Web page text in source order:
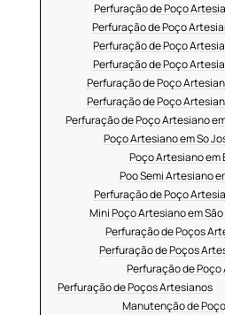
Perfuração de Poço
Perfuração de Poço
Perfuração de Poço
Perfuração de Poço
Perfuração de Poço
Perfuração de Poço
Perfuração de Poço Artesiano
Poço Artesiano em So
Poço Artesiano
Poo Semi Artesiano
Perfuração de Poço
Mini Poço Artesiano em
Perfuração de Poços
Perfuração de Poços
Perfuração de
Perfuração de Poços Artesianos
Manutenção de